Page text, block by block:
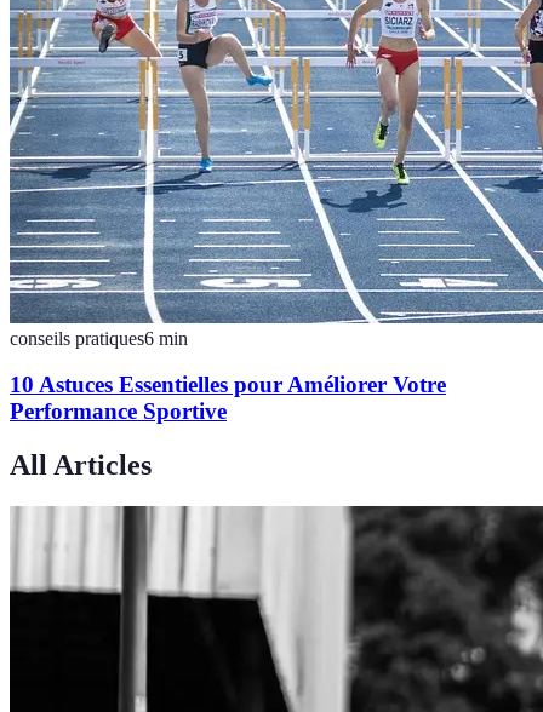
conseils pratiques6 min
10 Astuces Essentielles pour Améliorer Votre
Performance Sportive
All Articles